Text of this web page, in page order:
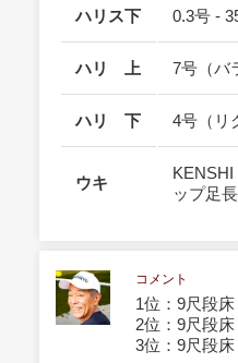
ハリス下 0.3号 -
ハリ 上 7号（バ
ハリ 下 4号（リ
ウキ
KENSHI
ップ足長
コメント
1位：9尺段
2位：9尺段
3位：9尺段床